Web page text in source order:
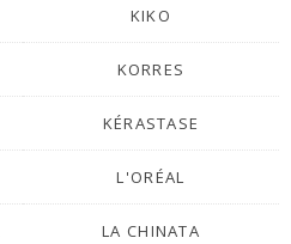
KIKO
KORRES
KÉRASTASE
L'ORÉAL
LA CHINATA